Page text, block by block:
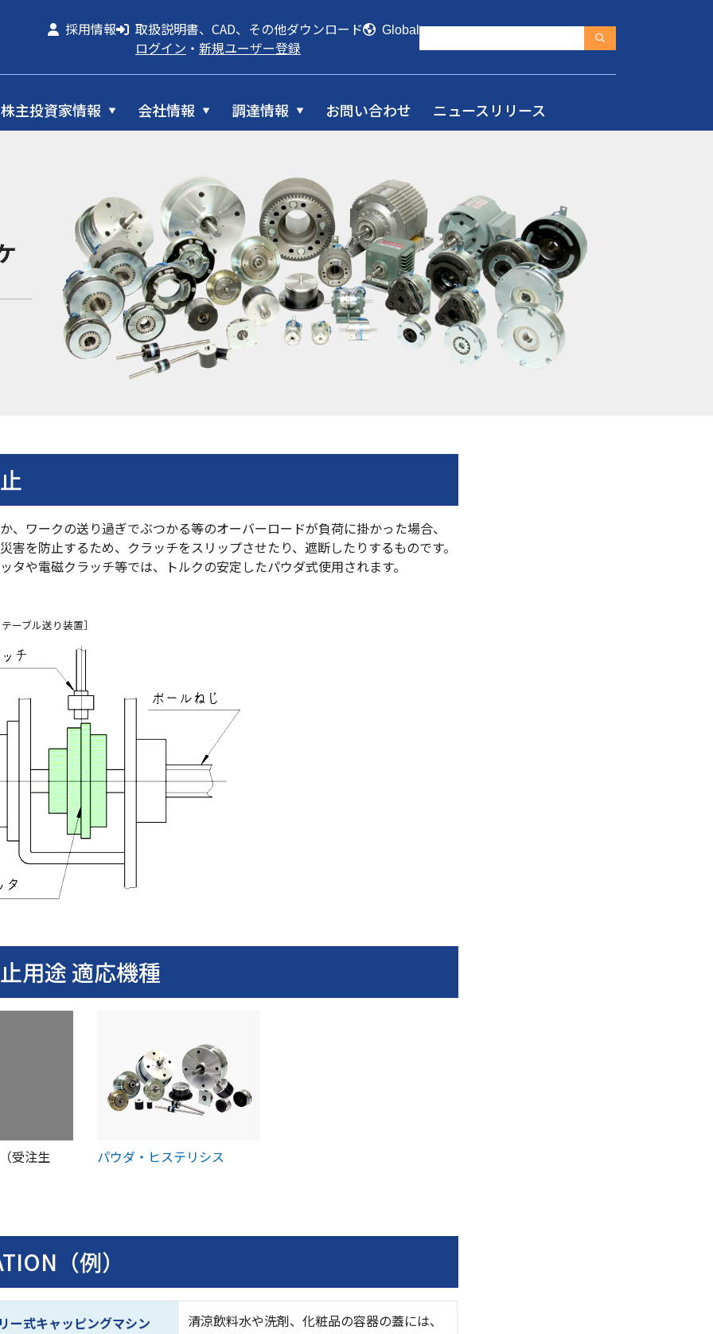
採用情報
取扱説明書、CAD、その他ダウンロード
ログイン ・ 新規ユーザー登録
Global
株主投資家情報 会社情報 調達情報 お問い合わせ ニュースリリース
、ワークの送り過ぎでぶつかる等のオーバーロードが負荷に掛かった場合、
害を防止するため、クラッチをスリップさせたり、遮断したりするものです。
タや電磁クラッチ等では、トルクの安定したパウダ式使用されます。
ーブル送り装置］
用途 適応機種
受注生 パウダ・ヒステリシス
（例）
ー式キャッピングマシン
清涼飲料水や洗剤、化粧品の容器の蓋には、